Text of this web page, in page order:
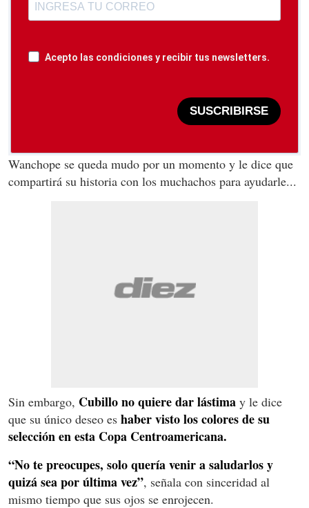
Acepto las condiciones y recibir tus newsletters.
SUSCRIBIRSE
Wanchope se queda mudo por un momento y le dice que
compartirá su historia con los muchachos para ayudarle...
Sin embargo, Cubillo no quiere dar lástima y le dice
que su único deseo es haber visto los colores de su
selección en esta Copa Centroamericana.
“No te preocupes, solo quería venir a saludarlos y
quizá sea por última vez”, señala con sinceridad al
mismo tiempo que sus ojos se enrojecen.